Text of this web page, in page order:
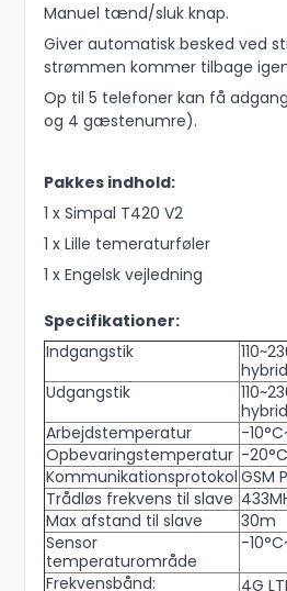
Manuel tænd/sluk knap.
Giver automatisk besked ved
strømmen kommer tilbage
Op til 5 telefoner kan få
og 4 gæstenumre).
Pakkes indhold:
1 x Simpal T420 V2
1 x Lille temeraturføler
1 x Engelsk vejledning
Specifikationer:
Indgangstik
Udgangstik
Arbejdstemperatur
-
Opbevaringstemperatur -
Kommunikationsprotokol GSM
Trådløs frekvens til slave
Max afstand til slave
30m
Sensor
temperaturområde
-
Frekvensbånd:
4G